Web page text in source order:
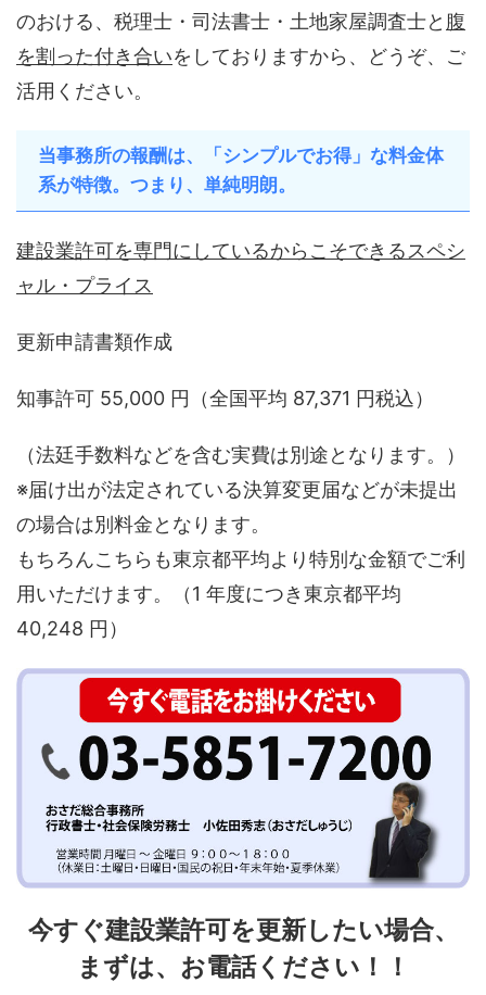
のおける、税理士・司法書士・土地家屋調査士と 腹
を割った付き合いをしておりますから、どうぞ、ご
活用ください。
当事務所の報酬は、「シンプルでお得」な料金体
系が特徴。つまり、単純明朗。
建設業許可を専門にしているからこそできるスペシ
ャル・プライス
更新申請書類作成
知事許可 55,000 円（全国平均 87,371 円税込）
（法廷手数料などを含む実費は別途となります。）
※届け出が法定されている決算変更届などが未提出
の場合は別料金となります。
もちろんこちらも東京都平均より特別な金額でご利
用いただけます。（1 年度につき東京都平均
40,248 円）
今すぐ建設業許可を更新したい場合、
まずは、お電話ください！！